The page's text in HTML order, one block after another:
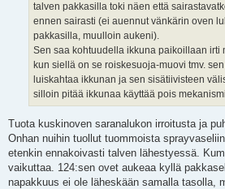
talven pakkasilla toki näen että
ennen sairasti (ei auennut vänkärin oven
pakkasilla, muulloin aukeni).
Sen saa kohtuudella ikkuna paikoillaan irti
kun siellä on se roiskesuoja-muovi tmv.
luiskahtaa ikkunan ja sen sisätiivisteen
silloin pitää ikkunaa käyttää pois
Tuota kuskinoven saranalukon irroitusta ja
Onhan nuihin tuollut tuommoista
etenkin ennakoivasti talven lähestyessä.
vaikuttaa. 124:sen ovet aukeaa kyllä
napakkuus ei ole läheskään samalla tasolla,